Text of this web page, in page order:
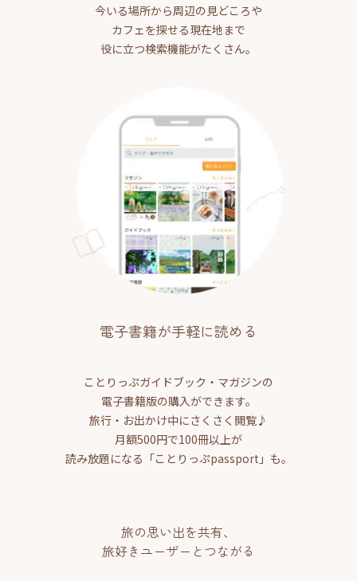
今いる場所から周辺の見どころや
カフェを探せる現在地まで
役に立つ検索機能がたくさん。
電子書籍が手軽に読める
ことりっぷガイドブック・マガジンの
電子書籍版の購入ができます。
旅行・お出かけ中にさくさく閲覧♪
月額500円で100冊以上が
読み放題になる「ことりっぷpassport」も。
旅の思い出を共有、
旅好きユーザーとつながる